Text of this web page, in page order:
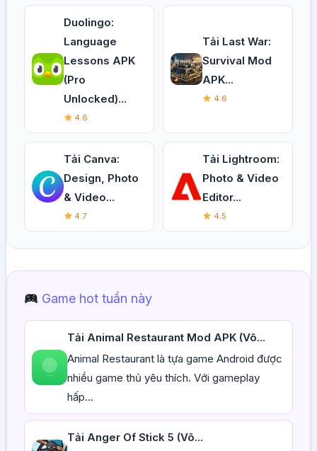
Duolingo:
Language
Lessons APK
(Pro
Unlocked)...
4.6
Tải Last War:
Survival Mod
APK...
4.6
Tải Canva:
Design, Photo
& Video...
4.7
Tải Lightroom:
Photo & Video
Editor...
4.5
Game hot tuần này
Tải Animal Restaurant Mod APK (Vô...
Animal Restaurant là tựa game Android được
nhiều game thủ yêu thích. Với gameplay
hấp...
Tải Anger Of Stick 5 (Vô...